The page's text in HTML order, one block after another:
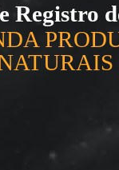
Registro